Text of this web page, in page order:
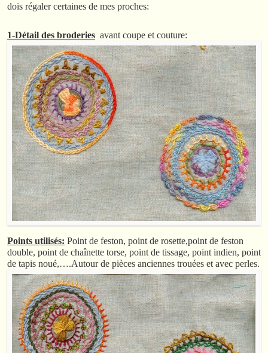
dois régaler certaines de mes proches:
1-Détail des broderies avant coupe et couture:
Points utilisés: Point de feston, point de rosette,point de feston
double, point de chaînette torse, point de tissage, point indien, point
de tapis noué,….Autour de pièces anciennes trouées et avec perles.